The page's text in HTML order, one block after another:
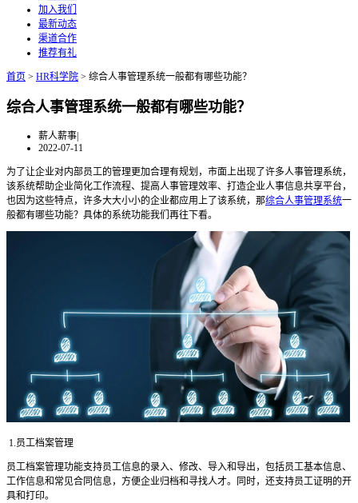
加入我们
最新动态
渠道合作
推荐有礼
首页 > HR科学院 > 综合人事管理系统一般都有哪些功能？
综合人事管理系统一般都有哪些功能？
薪人薪事|
2022-07-11
为了让企业对内部员工的管理更加合理有规划，市面上出现了许多人事管理系统，
该系统帮助企业简化工作流程、提高人事管理效率、打造企业人事信息共享平台，
也因为这些特点，许多大大小小的企业都应用上了该系统，那综合人事管理系统一
般都有哪些功能？具体的系统功能我们再往下看。
1.员工档案管理
员工档案管理功能支持员工信息的录入、修改、导入和导出，包括员工基本信息、
工作信息和常见合同信息，方便企业归档和寻找人才。同时，还支持员工证明的开
具和打印。